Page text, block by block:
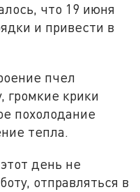
что 19 июня
и привести в
пчел
громкие крики
похолодание
тепла.
день не
отправляться в